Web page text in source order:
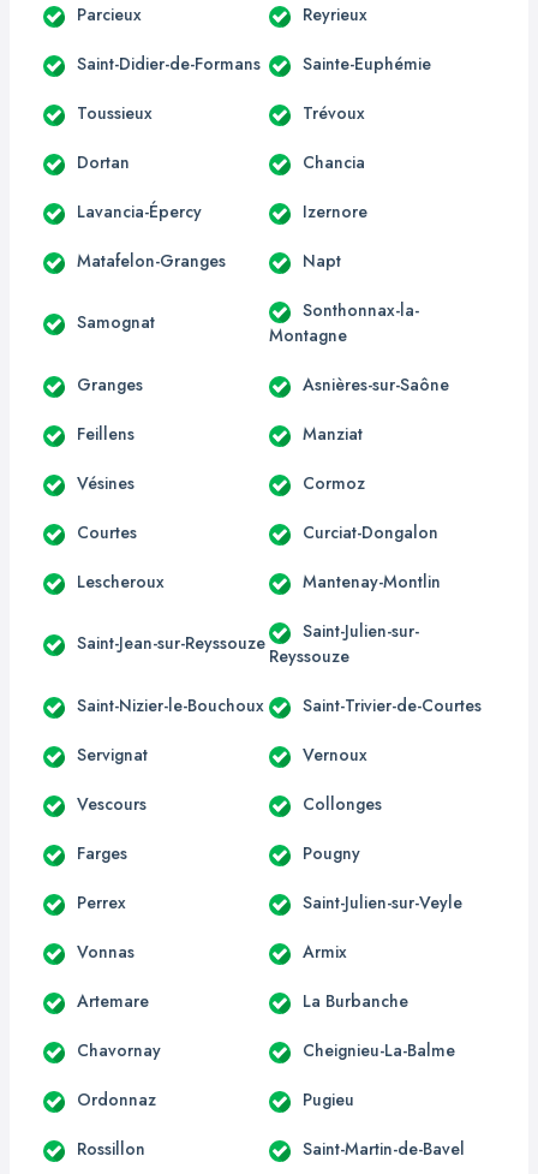
Parcieux Reyrieux
Saint-Didier-de-Formans Sainte-Euphémie
Toussieux Trévoux
Dortan Chancia
Lavancia-Épercy Izernore
Matafelon-Granges Napt
Samognat
Sonthonnax-la-
Montagne
Granges Asnières-sur-Saône
Feillens Manziat
Vésines Cormoz
Courtes Curciat-Dongalon
Lescheroux Mantenay-Montlin
Saint-Jean-sur-Reyssouze
Saint-Julien-sur-
Reyssouze
Saint-Nizier-le-Bouchoux Saint-Trivier-de-Courtes
Servignat Vernoux
Vescours Collonges
Farges Pougny
Perrex Saint-Julien-sur-Veyle
Vonnas Armix
Artemare La Burbanche
Chavornay Cheignieu-La-Balme
Ordonnaz Pugieu
Rossillon Saint-Martin-de-Bavel